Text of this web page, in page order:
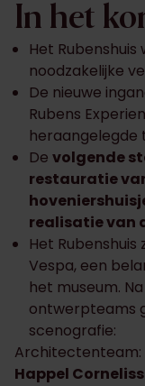
In het
Het Rubenshuis
noodzakelijke
De nieuwe
Rubens
heraangelegde
De volgende
restauratie
realisatie van
Het
Vespa, een
het museum.
ontwerpteams
scenografie:
Architectenteam:
Happel